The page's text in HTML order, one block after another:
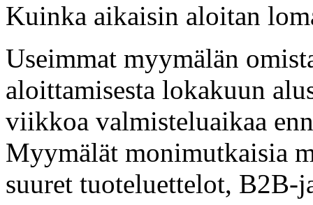
Kuinka aikaisin aloitan
Useimmat myymälän
aloittamisesta lokakuun
viikkoa valmisteluaikaa
Myymälät monimutkaisia
suuret tuoteluettelot, B2B-